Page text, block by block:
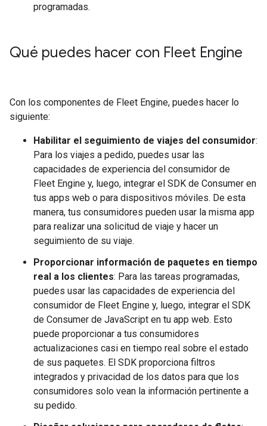
programadas.
Qué puedes hacer con Fleet Engine
Con los componentes de Fleet Engine, puedes hacer lo
siguiente:
Habilitar el seguimiento de viajes del consumidor:
Para los viajes a pedido, puedes usar las
capacidades de experiencia del consumidor de
Fleet Engine y, luego, integrar el SDK de Consumer en
tus apps web o para dispositivos móviles. De esta
manera, tus consumidores pueden usar la misma app
para realizar una solicitud de viaje y hacer un
seguimiento de su viaje.
Proporcionar información de paquetes en tiempo
real a los clientes: Para las tareas programadas,
puedes usar las capacidades de experiencia del
consumidor de Fleet Engine y, luego, integrar el SDK
de Consumer de JavaScript en tu app web. Esto
puede proporcionar a tus consumidores
actualizaciones casi en tiempo real sobre el estado
de sus paquetes. El SDK proporciona filtros
integrados y privacidad de los datos para que los
consumidores solo vean la información pertinente a
su pedido.